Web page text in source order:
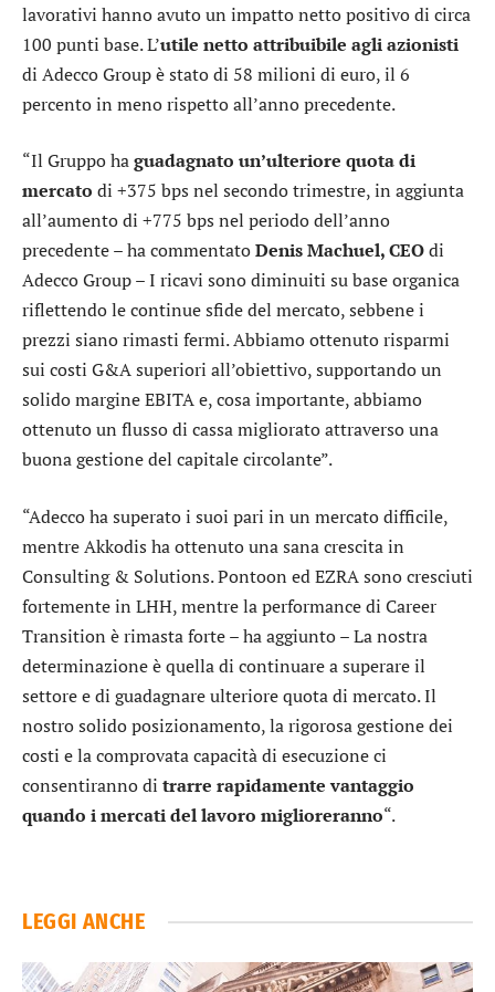
lavorativi hanno avuto un impatto netto positivo di circa
100 punti base. L’utile netto attribuibile agli azionisti
di Adecco Group è stato di 58 milioni di euro, il 6
percento in meno rispetto all’anno precedente.
“Il Gruppo haguadagnato un’ulteriore quota di
mercato di +375 bps nel secondo trimestre, in aggiunta
all’aumento di +775 bps nel periodo dell’anno
precedente – ha commentatoDenis Machuel, CEOdi
Adecco Group – I ricavi sono diminuiti su base organica
riflettendo le continue sfide del mercato, sebbene i
prezzi siano rimasti fermi. Abbiamo ottenuto risparmi
sui costi G&A superiori all’obiettivo, supportando un
solido margine EBITA e, cosa importante, abbiamo
ottenuto un flusso di cassa migliorato attraverso una
buona gestione del capitale circolante”.
“Adecco ha superato i suoi pari in un mercato difficile,
mentre Akkodis ha ottenuto una sana crescita in
Consulting & Solutions. Pontoon ed EZRA sono cresciuti
fortemente in LHH, mentre la performance di Career
Transition è rimasta forte – ha aggiunto – La nostra
determinazione è quella di continuare a superare il
settore e di guadagnare ulteriore quota di mercato. Il
nostro solido posizionamento, la rigorosa gestione dei
costi e la comprovata capacità di esecuzione ci
consentiranno di trarre rapidamente vantaggio
quando i mercati del lavoro miglioreranno“.
LEGGI ANCHE